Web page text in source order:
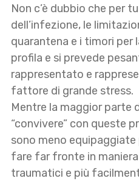
Non c’è dubbio che per
dell’infezione, le
quarantena e i timori per
profila e si prevede
rappresentato e
fattore di grande stress.
Mentre la maggior parte
“convivere” con queste
sono meno
fare far fronte in
traumatici e più